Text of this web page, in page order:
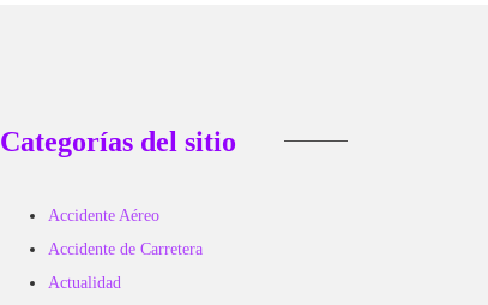
Categorías del sitio
Accidente Aéreo
Accidente de Carretera
Actualidad